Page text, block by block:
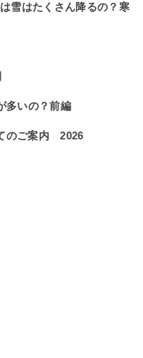
雪はたくさん降るの？寒
多いの？前編
のご案内 2026